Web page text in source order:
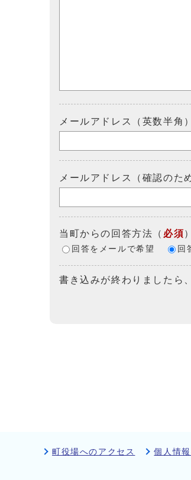
メールアドレス（英数半角）
メールアドレス（確認のた
当町からの回答方法 （ 必須）
回答をメールで希望 回
書き込みが終わりましたら
町役場へのアクセス
個人情